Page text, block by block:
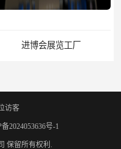
进博会展览工厂
访客
2024053636号-1
保留所有权利.